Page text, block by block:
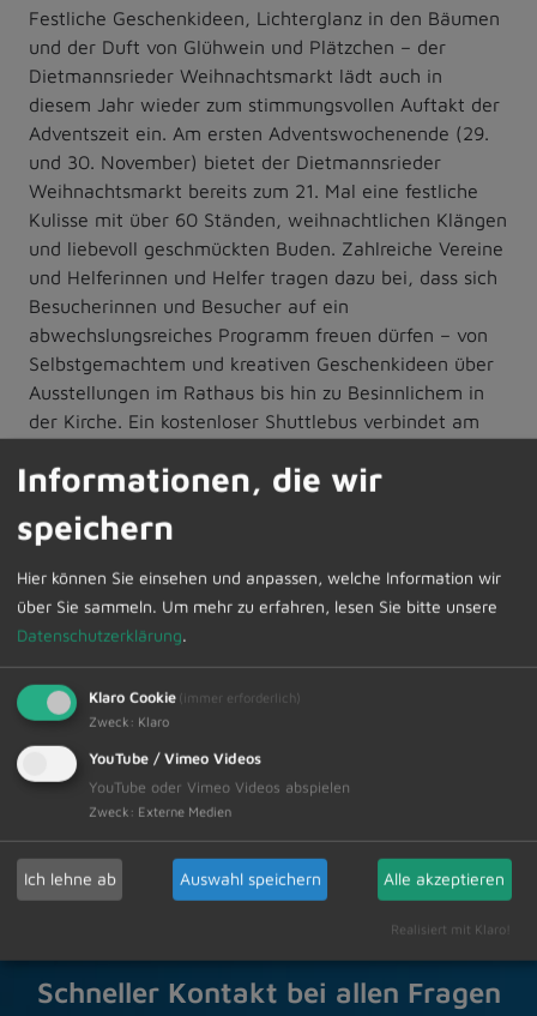
Festliche Geschenkideen, Lichterglanz in den Bäumen
und der Duft von Glühwein und Plätzchen – der
Dietmannsrieder Weihnachtsmarkt lädt auch in
diesem Jahr wieder zum stimmungsvollen Auftakt der
Adventszeit ein. Am ersten Adventswochenende (29.
und 30. November) bietet der Dietmannsrieder
Weihnachtsmarkt bereits zum 21. Mal eine festliche
Kulisse mit über 60 Ständen, weihnachtlichen Klängen
und liebevoll geschmückten Buden. Zahlreiche Vereine
und Helferinnen und Helfer tragen dazu bei, dass sich
Besucherinnen und Besucher auf ein
abwechslungsreiches Programm freuen dürfen – von
Selbstgemachtem und kreativen Geschenkideen über
Ausstellungen im Rathaus bis hin zu Besinnlichem in
der Kirche. Ein kostenloser Shuttlebus verbindet am
dem Markt in Schrattenbach.
Weitere Informationen finden Sie unter
Zur Übersicht
Amtliche Bekanntmachungen Veranstaltungstermine
Schneller Kontakt bei allen Fragen
Informationen, die wir
speichern
Hier können Sie einsehen und anpassen, welche Information wir
über Sie sammeln. Um mehr zu erfahren, lesen Sie bitte unsere
Datenschutzerklärung.
Klaro Cookie (immer erforderlich)
Zweck : Klaro
YouTube / Vimeo Videos
YouTube oder Vimeo Videos abspielen
Zweck : Externe Medien
Ich lehne ab Auswahl speichern Alle akzeptieren
Realisiert mit Klaro!